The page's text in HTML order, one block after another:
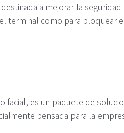
a mejorar la
terminal como para bloquear
facial, es un paquete de
pensada para la